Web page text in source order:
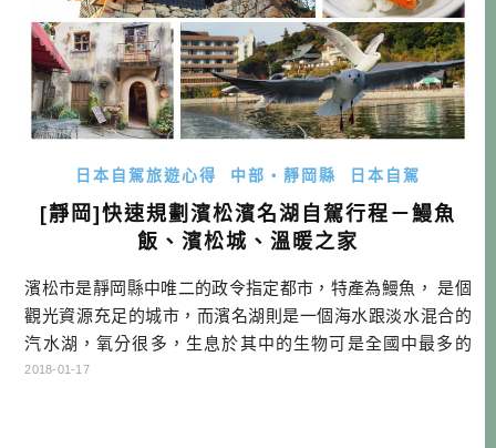
日本自駕旅遊心得 中部・靜岡縣 日本自駕
[靜岡]快速規劃濱松濱名湖自駕行程－鰻魚
飯、濱松城、溫暖之家
濱松市是靜岡縣中唯二的政令指定都市，特產為鰻魚， 是個
觀光資源充足的城市，而濱名湖則是一個海水跟淡水混合的
汽水湖，氧分很多，生息於其中的生物可是全國中最多的
湖。一般人對於此區域還不太熟悉，就讓酒雄帶你玩一次
2018-01-17